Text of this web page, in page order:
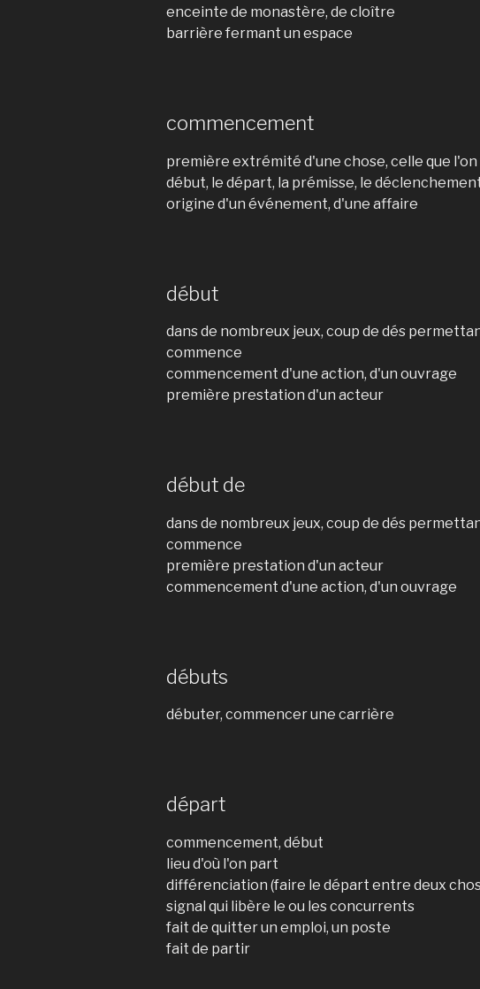
enceinte de monastère, de cloître
barrière fermant un espace
commencement
première extrémité d'une chose, celle que
début, le départ, la prémisse, le
origine d'un événement, d'une affaire
début
dans de nombreux jeux, coup de dés
commence
commencement d'une action, d'un ouvrage
première prestation d'un acteur
début de
dans de nombreux jeux, coup de dés
commence
première prestation d'un acteur
commencement d'une action, d'un ouvrage
débuts
débuter, commencer une carrière
départ
commencement, début
lieu d'où l'on part
différenciation (faire le départ entre deux
signal qui libère le ou les concurrents
fait de quitter un emploi, un poste
fait de partir